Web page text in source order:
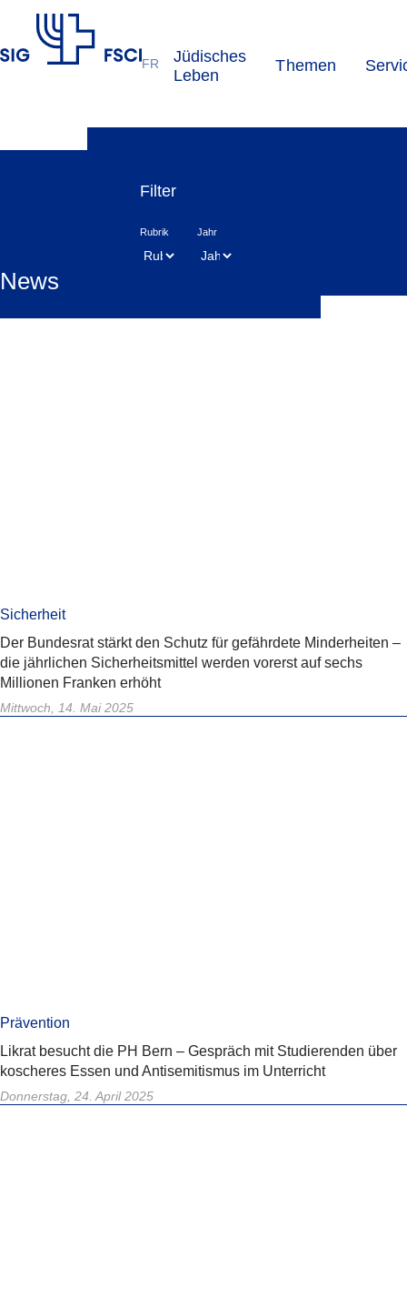
FR
Jüdisches
Leben
Themen
News
Filter
Rubrik Jahr
Sicherheit
Der Bundesrat stärkt den Schutz für gefährdete Minderheiten –
die jährlichen Sicherheitsmittel werden vorerst auf sechs
Millionen Franken erhöht
Mittwoch, 14. Mai 2025
Prävention
Likrat besucht die PH Bern – Gespräch mit Studierenden über
koscheres Essen und Antisemitismus im Unterricht
Donnerstag, 24. April 2025